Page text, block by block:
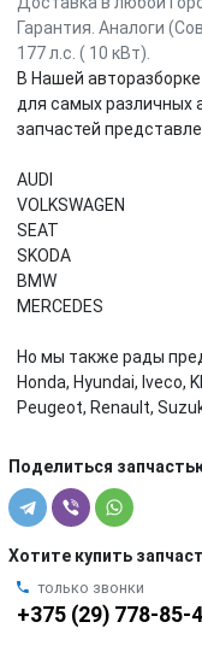
Гарантия. Аналоги
177 л.с. ( 10 кВт).
В Нашей
для самых различных
запчастей
AUDI
VOLKSWAGEN
SEAT
SKODA
BMW
MERCEDES
Но мы также рады
Honda, Hyundai, Iveco,
Peugeot, Renault,
Поделиться
Хотите купить
только звонки
+375 (29) 778-85-